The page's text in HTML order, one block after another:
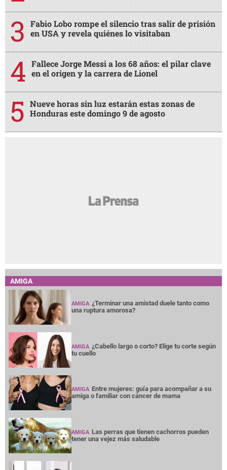
Fabio Lobo rompe el silencio tras salir de prisión
en USA y revela quiénes lo visitaban
Fallece Jorge Messi a los 68 años: el pilar clave
en el origen y la carrera de Lionel
Nueve horas sin luz estarán estas zonas de
Honduras este domingo 9 de agosto
AMIGA
AMIGA ¿Terminar una amistad duele tanto como
una ruptura amorosa?
AMIGA ¿Cabello largo o corto? Elige tu corte según
tu cuello
AMIGA Entre mujeres: guía para acompañar a su
amiga o familiar con cáncer de mama
AMIGA Las perras que tienen cachorros pueden
tener una vejez más saludable